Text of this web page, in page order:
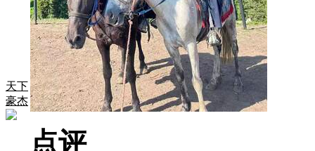
天下
豪杰
点评